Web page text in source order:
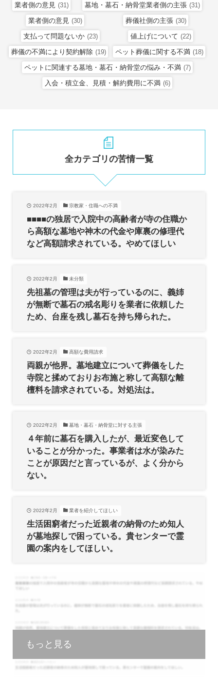
業者側の意見 (31) 墓地・墓石・納骨堂業者側の主張 (31)
業者側の意見 (30) 葬儀社側の主張 (30)
支払って問題ないか (23) 値上げについて (22)
葬儀の不満により契約解除 (19) ペット葬儀に関する不満 (18)
ペットに関連する墓地・墓石・納骨堂の悩み・不満 (7)
入会・積立金、見積・解約費用に不満 (6)
全カテゴリの苦情一覧
2022年2月 宗教家・住職への不満
■■■■の独居で入院中の高齢者が寺の住職か
ら高額な墓地や神木の代金や庫裏の修理代
など高額請求されている。やめてほしい
2022年2月 未分類
先祖墓の管理は夫が行っているのに、義姉
が無断で墓石の戒名彫りを業者に依頼した
ため、台座を残し墓石を持ち帰られた。
2022年2月 高額な費用請求
両親が他界。墓地建立について葬儀をした
寺院と揉めておりお布施と称して高額な離
檀料を請求されている。対処法は。
2022年2月 墓地・墓石・納骨堂に対する主張
４年前に墓石を購入したが、最近変色して
いることが分かった。事業者は水が染みた
ことが原因だと言っているが、よく分から
ない。
2022年2月 業者を紹介してほしい
生活困窮者だった近親者の納骨のため知人
が墓地探しで困っている。貴センターで霊
園の案内をしてほしい。
もっと見る